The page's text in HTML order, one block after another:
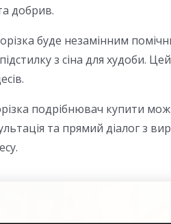
добрив.
буде незамінним
з сіна для худоби.
подрібнювач купити
та прямий діалог з